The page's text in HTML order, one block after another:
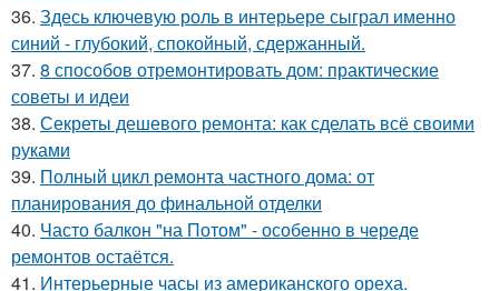
36. Здесь ключевую роль в интерьере сыграл именно
синий - глубокий, спокойный, сдержанный.
37. 8 способов отремонтировать дом: практические
советы и идеи
38. Секреты дешевого ремонта: как сделать всё своими
руками
39. Полный цикл ремонта частного дома: от
планирования до финальной отделки
40. Часто балкон "на Потом" - особенно в череде
ремонтов остаётся.
41. Интерьерные часы из американского ореха.